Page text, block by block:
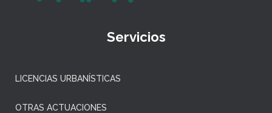
Servicios
LICENCIAS URBANÍSTICAS
OTRAS ACTUACIONES